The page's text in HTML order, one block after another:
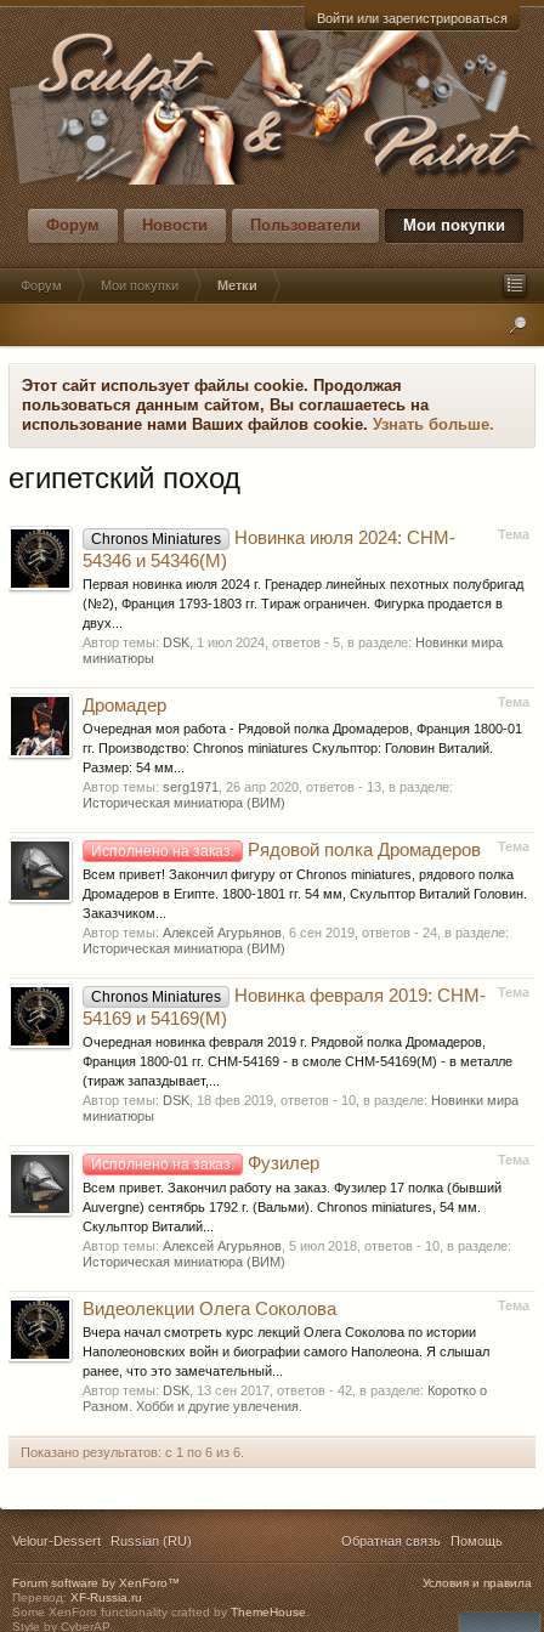
Войти или зарегистрироваться
Форум Новости Пользователи Мои покупки
Форум Мои покупки Метки
Этот сайт использует файлы cookie. Продолжая
пользоваться данным сайтом, Вы соглашаетесь на
использование нами Ваших файлов cookie. Узнать больше.
египетский поход
Тема
Chronos Miniatures
Новинка июля 2024: CHM-
54346 и 54346(M)
Первая новинка июля 2024 г. Гренадер линейных пехотных полубригад
(№2), Франция 1793-1803 гг. Тираж ограничен. Фигурка продается в
двух...
Автор темы: DSK 1 июл 2024 , ответов - 5, в разделе: Новинки мира
миниатюры
Тема
Дромадер
Очередная моя работа - Рядовой полка Дромадеров, Франция 1800-01
гг. Производство: Chronos miniatures Скульптор: Головин Виталий.
Размер: 54 мм...
Автор темы: serg1971 26 апр 2020 , ответов - 13, в разделе:
Историческая миниатюра (ВИМ)
Тема
Исполнено на заказ. Рядовой полка Дромадеров
Всем привет! Закончил фигуру от Chronos miniatures, рядового полка
Дромадеров в Египте. 1800-1801 гг. 54 мм, Скульптор Виталий Головин.
Заказчиком...
Автор темы: Алексей Агурьянов 6 сен 2019 , ответов - 24, в разделе:
Историческая миниатюра (ВИМ)
Тема
Chronos Miniatures
Новинка февраля 2019: CHM-
54169 и 54169(M)
Очередная новинка февраля 2019 г. Рядовой полка Дромадеров,
Франция 1800-01 гг. CHM-54169 - в смоле CHM-54169(M) - в металле
(тираж запаздывает,...
Автор темы: DSK 18 фев 2019 , ответов - 10, в разделе: Новинки мира
миниатюры
Тема
Исполнено на заказ. Фузилер
Всем привет. Закончил работу на заказ. Фузилер 17 полка (бывший
Auvergne) сентябрь 1792 г. (Вальми). Chronos miniatures, 54 мм.
Скульптор Виталий...
Автор темы: Алексей Агурьянов 5 июл 2018 , ответов - 10, в разделе:
Историческая миниатюра (ВИМ)
Тема
Видеолекции Олега Соколова
Вчера начал смотреть курс лекций Олега Соколова по истории
Наполеоновских войн и биографии самого Наполеона. Я слышал
ранее, что это замечательный...
Автор темы: DSK 13 сен 2017 , ответов - 42, в разделе: Коротко о
Разном. Хобби и другие увлечения.
Показано результатов: с 1 по 6 из 6.
Velour-Dessert Russian (RU) Обратная связь Помощь
Условия и правила
Forum software by XenForo™
Перевод:XF-Russia.ru
Some XenForo functionality crafted byThemeHouse.
Style by CyberAP